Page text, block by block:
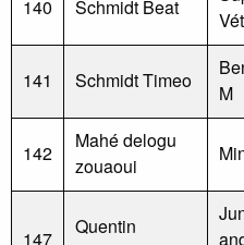
140 Schmidt Beat
141 Schmidt Timeo
M
142
Mahé delogu
zouaoui
147
Quentin